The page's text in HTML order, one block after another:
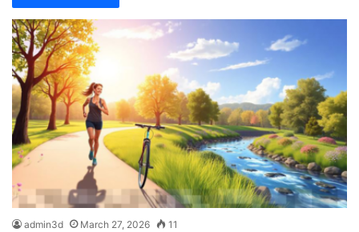
admin3d March 27, 2026 11